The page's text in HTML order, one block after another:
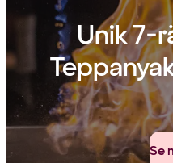
Unik 7-
Se